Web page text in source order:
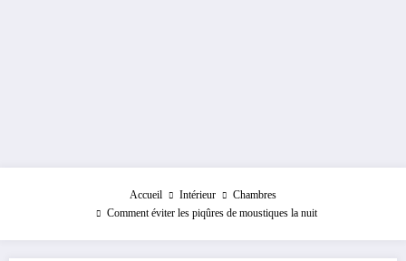
Accueil Intérieur
Chambres
Comment éviter les piqûres de moustiques la nuit